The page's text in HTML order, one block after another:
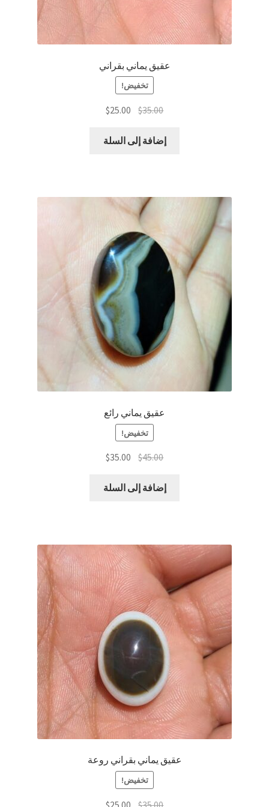
عقيق يماني بقراني
تخفيض!
$35.00
السعر
هو:
$25.00 السعر
هو:إضافة إلى السلة
عقيق يماني رائع
تخفيض!
$45.00
السعر
هو:
$35.00 السعر
هو:إضافة إلى السلة
عقيق يماني بقراني روعة
تخفيض!
$35.00 السعر $25.00 السعر